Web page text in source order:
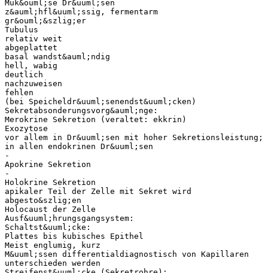
Muk&ouml;se Dr&uuml;sen
z&auml;hfl&uuml;ssig, fermentarm
gr&ouml;&szlig;er
Tubulus
relativ weit
abgeplattet
basal wandst&auml;ndig
hell, wabig
deutlich
nachzuweisen
fehlen
(bei Speicheldr&uuml;senendst&uuml;cken)
Sekretabsonderungsvorg&auml;nge:
Merokrine Sekretion (veraltet: ekkrin)
Exozytose
vor allem in Dr&uuml;sen mit hoher Sekretionsleistung;
in allen endokrinen Dr&uuml;sen
-
Apokrine Sekretion
-
Holokrine Sekretion
apikaler Teil der Zelle mit Sekret wird
abgesto&szlig;en
Holocaust der Zelle
Ausf&uuml;hrungsgangsystem:
Schaltst&uuml;cke:
Plattes bis kubisches Epithel
Meist englumig, kurz
M&uuml;ssen differentialdiagnostisch von Kapillaren
unterschieden werden